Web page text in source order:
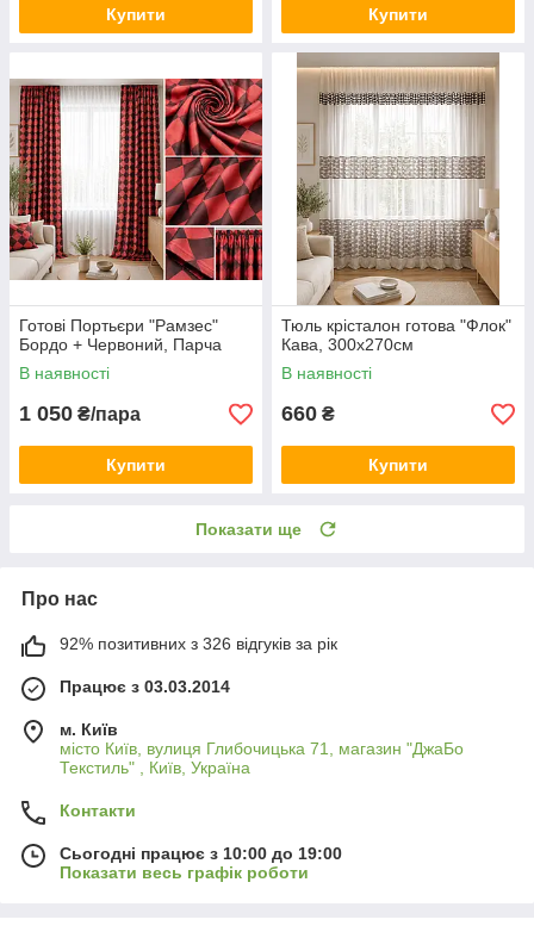
Купити Купити
Готові Портьєри "Рамзес"
Бордо + Червоний, Парча
В наявності
1 050 ₴/пара
Купити
Тюль крісталон готова "Флок"
Кава, 300х270см
В наявності
660 ₴
Купити
Показати ще
Про нас
92% позитивних з 326 відгуків за рік
Працює з 03.03.2014
м. Київ
місто Київ, вулиця Глибочицька 71, магазин "ДжаБо
Текстиль" , Київ, Україна
Контакти
Сьогодні працює з 10:00 до 19:00
Показати весь графік роботи